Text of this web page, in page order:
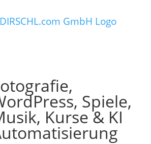
Spiele,
Kurse & KI